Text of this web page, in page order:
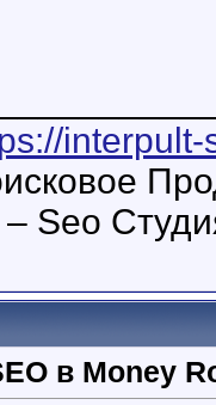
– Seo
в Money